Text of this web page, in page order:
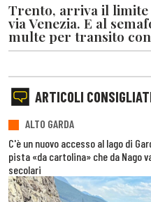
Trento, arriva il
via Venezia. E al
multe per transito
ARTICOLI
ALTO GARDA
C'è un nuovo accesso al lago di
pista «da cartolina» che da Nago
secolari